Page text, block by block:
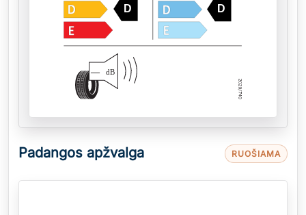
D D
— dB
Padangos apžvalga RUOŠIAMA